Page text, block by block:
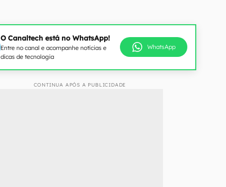
O Canaltech está no WhatsApp!
Entre no canal e acompanhe notícias e
dicas de tecnologia
WhatsApp
CONTINUA APÓS A PUBLICIDADE